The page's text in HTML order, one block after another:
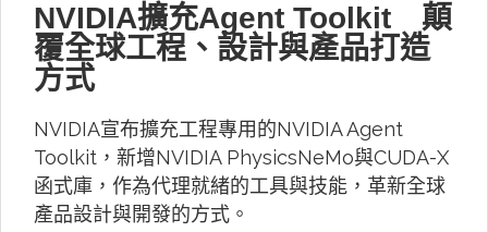
NVIDIA擴充Agent Toolkit 顛
覆全球工程、設計與產品打造
方式
NVIDIA宣布擴充工程專用的NVIDIA Agent
Toolkit，新增NVIDIA PhysicsNeMo與CUDA-X
函式庫，作為代理就緒的工具與技能，革新全球
產品設計與開發的方式。